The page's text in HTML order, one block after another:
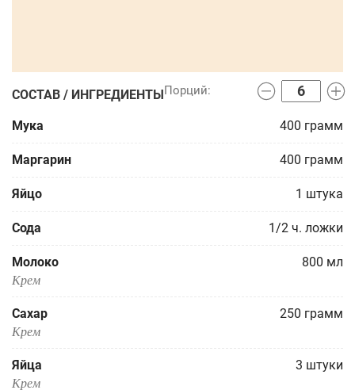
СОСТАВ / ИНГРЕДИЕНТЫ
Мука 400 грамм
Маргарин 400 грамм
Яйцо 1 штука
Сода 1/2 ч. ложки
Молоко 800 мл
Крем
Сахар 250 грамм
Крем
Яйца 3 штуки
Крем